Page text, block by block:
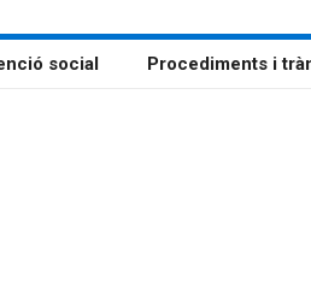
social Procediments i